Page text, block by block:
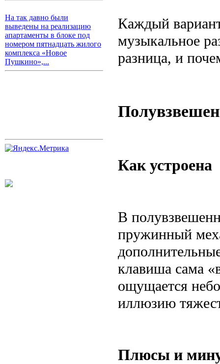
На так давно были
выведены на реализацию
апартаменты в блоке под
номером пятнадцать жилого
комплекса «Новое
Пушкино»,...
Каждый
музыкальное
разница, и
Как устроена
В
пружинный
клавиша сама
ощущается
иллюзию
Плюсы и